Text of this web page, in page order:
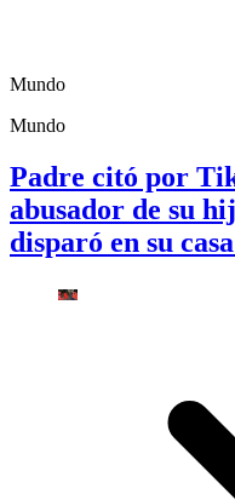
Mundo
Mundo
Padre citó por
abusador de su
disparó en su